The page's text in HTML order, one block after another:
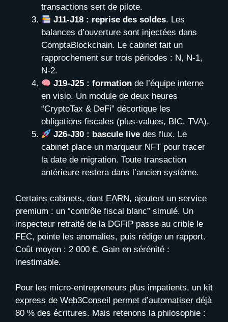
transactions sert de pilote.
J11-J18 : reprise des soldes. Les
balances d’ouverture sont injectées dans
ComptaBlockchain. Le cabinet fait un
rapprochement sur trois périodes : N, N-1,
N-2.
J19-J25 : formation de l’équipe interne
en visio. Un module de deux heures
“CryptoTax & DeFi” décortique les
obligations fiscales (plus-values, BIC, TVA).
J26-J30 : bascule live des flux. Le
cabinet place un marqueur NFT pour tracer
la date de migration. Toute transaction
antérieure restera dans l’ancien système.
Certains cabinets, dont EARN, ajoutent un service
premium : un “contrôle fiscal blanc” simulé. Un
inspecteur retraité de la DGFiP passe au crible le
FEC, pointe les anomalies, puis rédige un rapport.
Coût moyen : 2 000 €. Gain en sérénité :
inestimable.
Pour les micro-entrepreneurs plus impatients, un kit
express de Web3Conseil permet d’automatiser déjà
80 % des écritures. Mais retenons la philosophie :